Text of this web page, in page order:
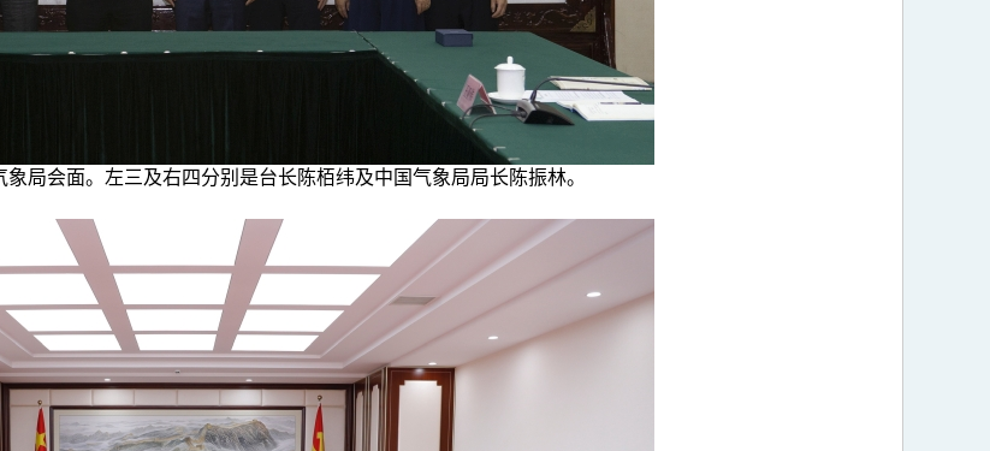
局会面。左三及右四分别是台长陈栢纬及中国气象局局长陈振林。